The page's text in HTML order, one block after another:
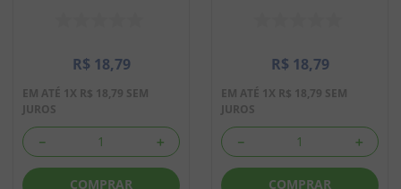
R$ 18,79
EM ATÉ 1X R$ 18,79 SEM
JUROS
＋
－
COMPRAR
R$ 18,79
EM ATÉ 1X R$ 18,79 SEM
JUROS
＋
－
COMPRAR